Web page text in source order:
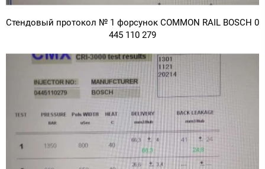
Стендовый протокол № 1 форсунок COMMON RAIL BOSCH 0
445 110 279